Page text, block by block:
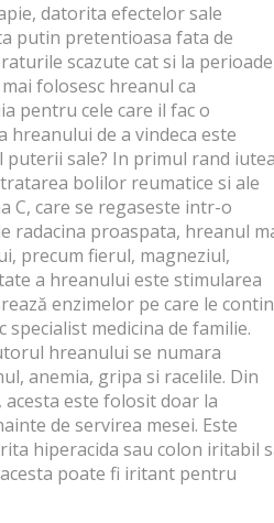
datorita efectelor sale
putin pretentioasa fata de
scazute cat si la
folosesc hreanul ca
pentru cele care il fac o
hreanului de a vindeca este
puterii sale? In primul rand
bolilor reumatice si ale
C, care se regaseste intr-o
radacina proaspata, hreanul
precum fierul, magneziul,
a hreanului este stimularea
enzimelor pe care le
specialist medicina de familie.
hreanului se numara
anemia, gripa si racelile. Din
este folosit doar la
de servirea mesei. Este
hiperacida sau colon iritabil
poate fi iritant pentru